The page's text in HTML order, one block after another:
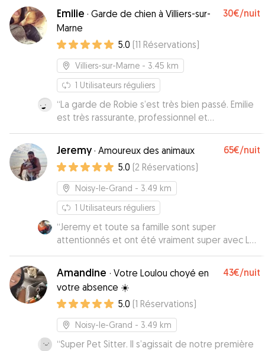
vacances tranquilles ☺️
Emilie · Garde de chien à Villiers-sur-
Marne
30€/nuit
5.0 (11 Réservations)
Villiers-sur-Marne - 3.45 km
1 Utilisateurs réguliers
“La garde de Robie s’est très bien passé. Emilie
est très rassurante, professionnel et
compétente. Je ferais appel à nouveau sans
hésiter.
Jeremy· Amoureux des animaux 65€/nuit
5.0 (2 Réservations)
Noisy-le-Grand - 3.49 km
1 Utilisateurs réguliers
“Jeremy et toute sa famille sont super
attentionnés et ont été vraiment super avec Lou
! On a pu organiser une rencontre entre nos
chiens pour vérifier l’entente, et leur chienne est
super mignonne ! J’ai laissé Lou en toute
confiance ! Des supers débriefs plusieurs fois
par jour, avec des photos et des retours sur
leurs activités ! Des petits conseils aussi bien
utiles à la fin de la garde !”
Amandine · Votre Loulou choyé en
votre absence ☀️
43€/nuit
5.0 (1 Réservations)
Noisy-le-Grand - 3.49 km
“Super Pet Sitter. Il s’agissait de notre première